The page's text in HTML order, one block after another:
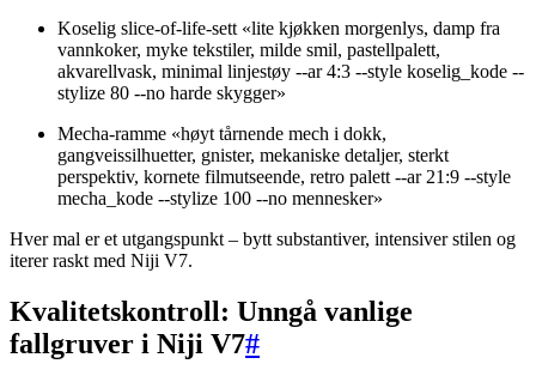
Koselig slice-of-life-sett «lite kjøkken morgenlys, damp fra
vannkoker, myke tekstiler, milde smil, pastellpalett,
akvarellvask, minimal linjestøy --ar 4:3 --style koselig_kode --
stylize 80 --no harde skygger»
Mecha-ramme «høyt tårnende mech i dokk,
gangveissilhuetter, gnister, mekaniske detaljer, sterkt
perspektiv, kornete filmutseende, retro palett --ar 21:9 --style
mecha_kode --stylize 100 --no mennesker»
Hver mal er et utgangspunkt – bytt substantiver, intensiver stilen og
iterer raskt med Niji V7.
Kvalitetskontroll: Unngå vanlige
fallgruver i Niji V7#